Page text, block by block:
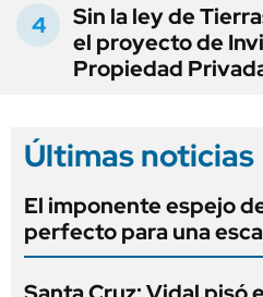
Sin la ley de
el proyecto de
Propiedad
Últimas noticias
El imponente espejo
perfecto para una